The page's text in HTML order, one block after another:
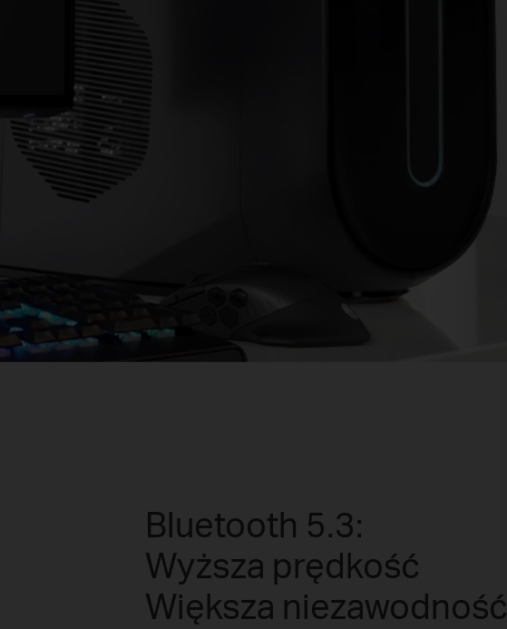
Bluetooth 5.3:
Wyższa prędkość
Większa niezawodność